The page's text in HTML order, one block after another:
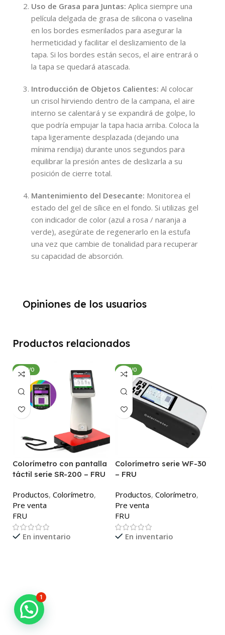
Uso de Grasa para Juntas: Aplica siempre una
película delgada de grasa de silicona o vaselina
en los bordes esmerilados para asegurar la
hermeticidad y facilitar el deslizamiento de la
tapa. Si los bordes están secos, el aire entrará o
la tapa se quedará atascada.
Introducción de Objetos Calientes: Al colocar
un crisol hirviendo dentro de la campana, el aire
interno se calentará y se expandirá de golpe, lo
que podría empujar la tapa hacia arriba. Coloca la
tapa ligeramente desplazada (dejando una
mínima rendija) durante unos segundos para
equilibrar la presión antes de deslizarla a su
posición de cierre total.
Mantenimiento del Desecante: Monitorea el
estado del gel de sílice en el fondo. Si utilizas gel
con indicador de color (azul a rosa / naranja a
verde), asegúrate de regenerarlo en la estufa
una vez que cambie de tonalidad para recuperar
su capacidad de absorción.
Opiniones de los usuarios
Productos relacionados
NUEVO
Colorímetro con pantalla
táctil serie SR-200 – FRU
Productos, Colorímetro,
Pre venta
FRU
En inventario
NUEVO
Colorímetro serie WF-30
– FRU
Productos, Colorímetro,
Pre venta
FRU
En inventario
1